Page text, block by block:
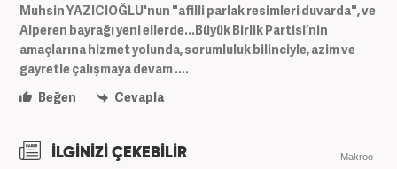
Muhsin YAZICIOĞLU'nun "afilli parlak resimleri duvarda", ve
Alperen bayrağı yeni ellerde...Büyük Birlik Partisi’nin
amaçlarına hizmet yolunda, sorumluluk bilinciyle, azim ve
gayretle çalışmaya devam ....
Beğen
Cevapla
İLGİNİZİ ÇEKEBİLİR Makroo